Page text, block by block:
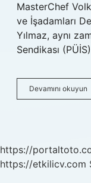
MasterChef
ve İşadamları
Yılmaz, aynı
Sendikası
Devamını okuyun
https://
https://etkilicv.com